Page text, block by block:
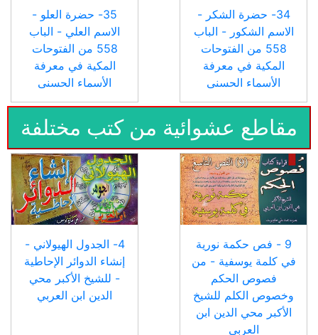
34- حضرة الشكر -
الاسم الشكور - الباب
558 من الفتوحات
المكية في معرفة
الأسماء الحسنى
35- حضرة العلو -
الاسم العلي - الباب
558 من الفتوحات
المكية في معرفة
الأسماء الحسنى
مقاطع عشوائية من كتب مختلفة
9 - فص حكمة نورية
في كلمة يوسفية - من
فصوص الحكم
وخصوص الكلم للشيخ
الأكبر محي الدين ابن
العربي
4- الجدول الهيولاني -
إنشاء الدوائر الإحاطية
- للشيخ الأكبر محي
الدين ابن العربي